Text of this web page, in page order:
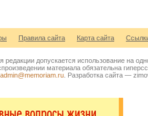
Правила сайта Карта сайта
допускается использование на
материала обязательна
admin@memoriam.ru. Разработка сайта —